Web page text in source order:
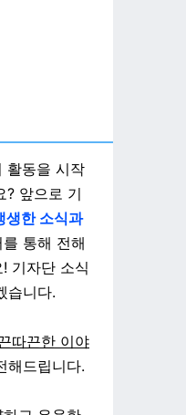
활동을 시작
? 앞으로 기
생한 소식과
통해 전해
기자단 소식
습니다.
따끈한 이야
해드립니다.